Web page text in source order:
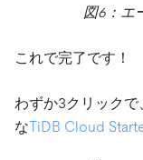
図6：エ
これで完了です！
わずか3クリック
なTiDB Cloud